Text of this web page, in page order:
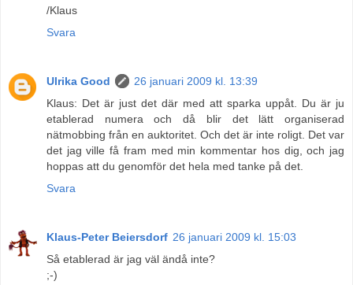
/Klaus
Svara
Ulrika Good
26 januari 2009 kl. 13:39
Klaus: Det är just det där med att sparka uppåt. Du är ju
etablerad numera och då blir det lätt organiserad
nätmobbing från en auktoritet. Och det är inte roligt. Det var
det jag ville få fram med min kommentar hos dig, och jag
hoppas att du genomför det hela med tanke på det.
Svara
Klaus-Peter Beiersdorf 26 januari 2009 kl. 15:03
Så etablerad är jag väl ändå inte?
;-)